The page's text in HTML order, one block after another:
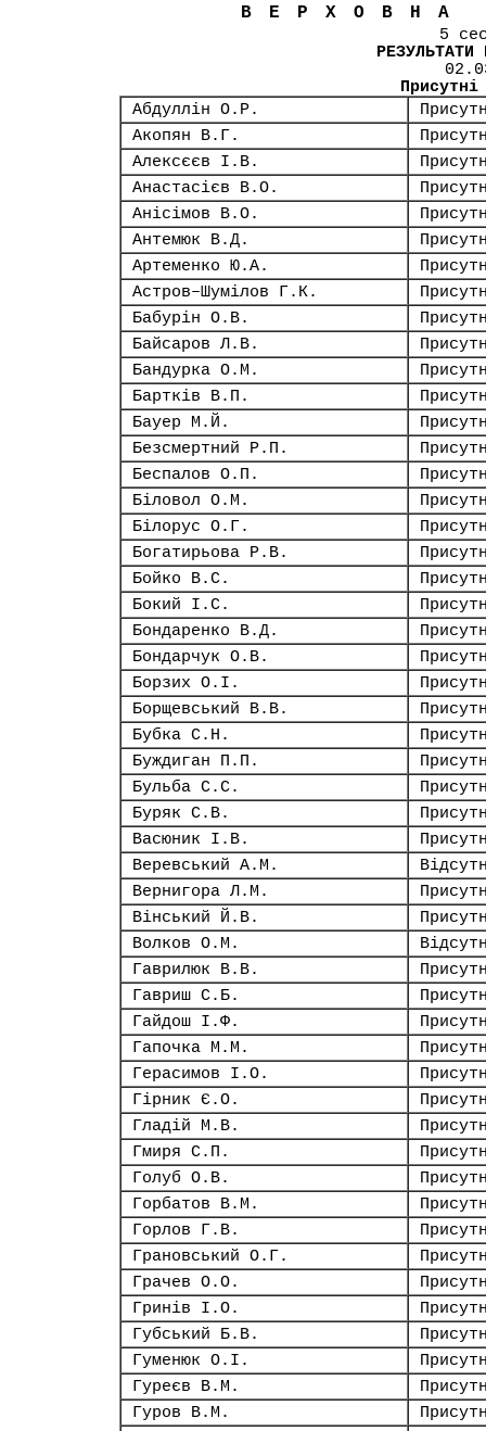
5
РЕЗУЛЬТАТИ
Абдуллін О.Р.
Акопян В.Г.
Алексєєв І.В.
Анастасієв В.О.
Анісімов В.О.
Антемюк В.Д.
Артеменко Ю.А.
Астров–Шумілов Г.К.
Бабурін О.В.
Байсаров Л.В.
Бандурка О.М.
Бартків В.П.
Бауер М.Й.
Безсмертний Р.П.
Беспалов О.П.
Біловол О.М.
Білорус О.Г.
Богатирьова Р.В.
Бойко В.С.
Бокий І.С.
Бондаренко В.Д.
Бондарчук О.В.
Борзих О.І.
Борщевський В.В.
Бубка С.Н.
Буждиган П.П.
Бульба С.С.
Буряк С.В.
Васюник І.В.
Веревський А.М.
Вернигора Л.М.
Вінський Й.В.
Волков О.М.
Гаврилюк В.В.
Гавриш С.Б.
Гайдош І.Ф.
Гапочка М.М.
Герасимов І.О.
Гірник Є.О.
Гладій М.В.
Гмиря С.П.
Голуб О.В.
Горбатов В.М.
Горлов Г.В.
Грановський О.Г.
Грачев О.О.
Гринів І.О.
Губський Б.В.
Гуменюк О.І.
Гуреєв В.М.
Гуров В.М.